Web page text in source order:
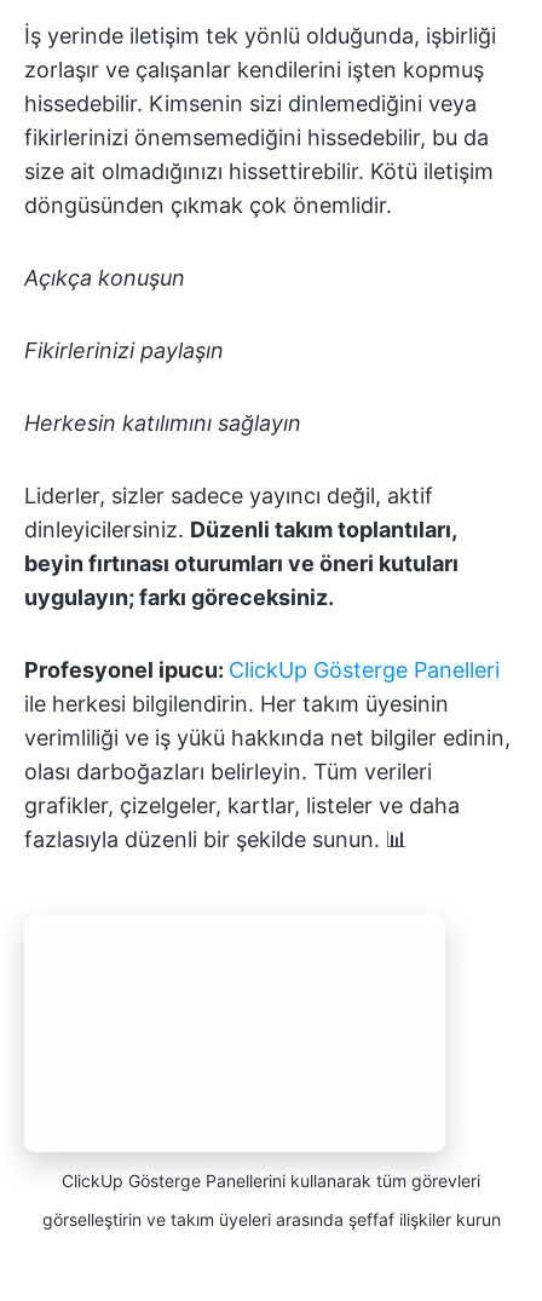
İş yerinde iletişim tek yönlü olduğunda, işbirliği
zorlaşır ve çalışanlar kendilerini işten kopmuş
hissedebilir. Kimsenin sizi dinlemediğini veya
fikirlerinizi önemsemediğini hissedebilir, bu da
size ait olmadığınızı hissettirebilir. Kötü iletişim
döngüsünden çıkmak çok önemlidir.
Açıkça konuşun
Fikirlerinizi paylaşın
Herkesin katılımını sağlayın
Liderler, sizler sadece yayıncı değil, aktif
dinleyicilersiniz. Düzenli takım toplantıları,
beyin fırtınası oturumları ve öneri kutuları
uygulayın; farkı göreceksiniz.
Profesyonel ipucu: ClickUp Gösterge Panelleri
ile herkesi bilgilendirin. Her takım üyesinin
verimliliği ve iş yükü hakkında net bilgiler edinin,
olası darboğazları belirleyin. Tüm verileri
grafikler, çizelgeler, kartlar, listeler ve daha
fazlasıyla düzenli bir şekilde sunun. 📊
ClickUp Gösterge Panellerini kullanarak tüm görevleri
görselleştirin ve takım üyeleri arasında şeffaf ilişkiler kurun